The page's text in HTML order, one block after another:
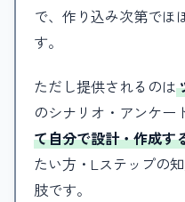
で、作り込み次第でほ
す。
ただし提供されるのは
のシナリオ・アンケー
て自分で設計・作成す
たい方・Lステップの
肢です。